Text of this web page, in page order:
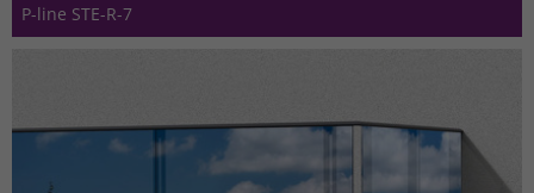
P-line STE-R-7